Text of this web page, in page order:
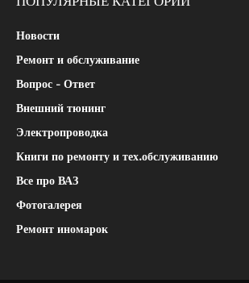
Новости
Ремонт и обслуживание
Вопрос - Ответ
Внешний тюнинг
Электропроводка
Книги по ремонту и тех.обслуживанию
Все про ВАЗ
Фотогалерея
Ремонт иномарок